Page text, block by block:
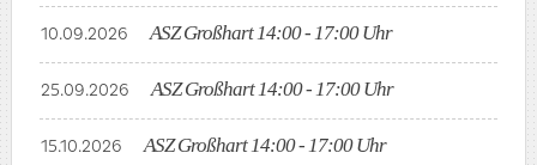
10.09.2026 ASZ Großhart 14:00 - 17:00 Uhr
25.09.2026 ASZ Großhart 14:00 - 17:00 Uhr
15.10.2026 ASZ Großhart 14:00 - 17:00 Uhr